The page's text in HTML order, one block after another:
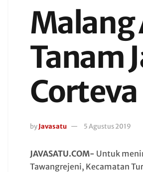
Malang
Tanam
Corteva
by Javasatu 5 Agustus 2019
JAVASATU.COM- Untuk
Tawangrejeni, Kecamatan